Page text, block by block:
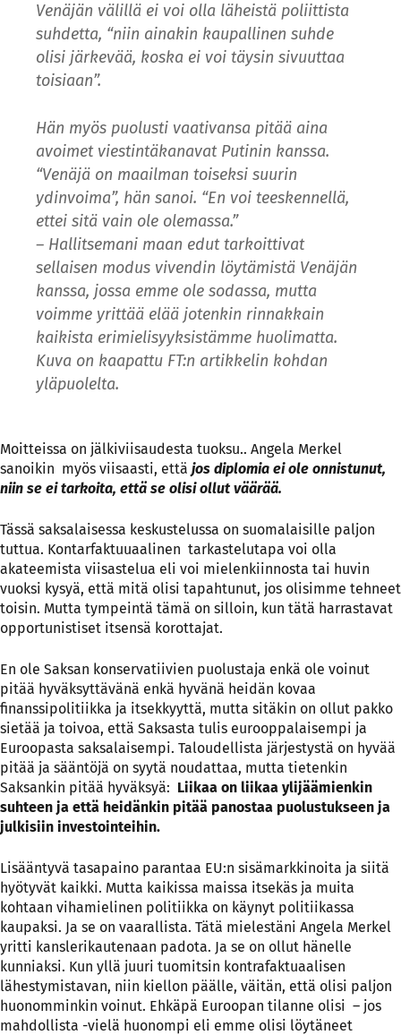
Venäjän välillä ei voi olla läheistä poliittista
suhdetta, “niin ainakin kaupallinen suhde
olisi järkevää, koska ei voi täysin sivuuttaa
toisiaan”.
Hän myös puolusti vaativansa pitää aina
avoimet viestintäkanavat Putinin kanssa.
“Venäjä on maailman toiseksi suurin
ydinvoima”, hän sanoi. “En voi teeskennellä,
ettei sitä vain ole olemassa.”
– Hallitsemani maan edut tarkoittivat
sellaisen modus vivendin löytämistä Venäjän
kanssa, jossa emme ole sodassa, mutta
voimme yrittää elää jotenkin rinnakkain
kaikista erimielisyyksistämme huolimatta.
Kuva on kaapattu FT:n artikkelin kohdan
yläpuolelta.
Moitteissa on jälkiviisaudesta tuoksu.. Angela Merkel
sanoikin myös viisaasti, että jos diplomia ei ole onnistunut,
niin se ei tarkoita, että se olisi ollut väärää.
Tässä saksalaisessa keskustelussa on suomalaisille paljon
tuttua. Kontarfaktuuaalinen tarkastelutapa voi olla
akateemista viisastelua eli voi mielenkiinnosta tai huvin
vuoksi kysyä, että mitä olisi tapahtunut, jos olisimme tehneet
toisin. Mutta tympeintä tämä on silloin, kun tätä harrastavat
opportunistiset itsensä korottajat.
En ole Saksan konservatiivien puolustaja enkä ole voinut
pitää hyväksyttävänä enkä hyvänä heidän kovaa
finanssipolitiikka ja itsekkyyttä, mutta sitäkin on ollut pakko
sietää ja toivoa, että Saksasta tulis eurooppalaisempi ja
Euroopasta saksalaisempi. Taloudellista järjestystä on hyvää
pitää ja sääntöjä on syytä noudattaa, mutta tietenkin
Saksankin pitää hyväksyä: Liikaa on liikaa ylijäämienkin
suhteen ja että heidänkin pitää panostaa puolustukseen ja
julkisiin investointeihin.
Lisääntyvä tasapaino parantaa EU:n sisämarkkinoita ja siitä
hyötyvät kaikki. Mutta kaikissa maissa itsekäs ja muita
kohtaan vihamielinen politiikka on käynyt politiikassa
kaupaksi. Ja se on vaarallista. Tätä mielestäni Angela Merkel
yritti kanslerikautenaan padota. Ja se on ollut hänelle
kunniaksi. Kun yllä juuri tuomitsin kontrafaktuaalisen
lähestymistavan, niin kiellon päälle, väitän, että olisi paljon
huonomminkin voinut. Ehkäpä Euroopan tilanne olisi – jos
mahdollista -vielä huonompi eli emme olisi löytäneet